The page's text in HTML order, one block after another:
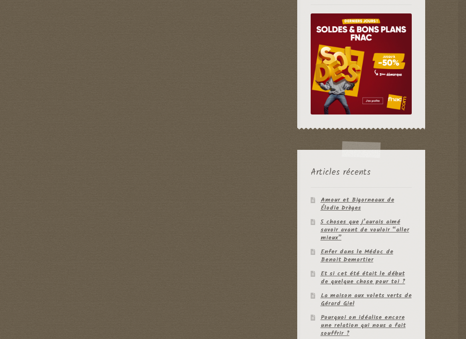
Articles récents
Amour et Bigorneaux de
Élodie Drèges
5 choses que j’aurais aimé
savoir avant de vouloir “aller
mieux”
Enfer dans le Médoc de
Benoit Demortier
Et si cet été était le début
de quelque chose pour toi ?
La maison aux volets verts de
Gérard Giel
Pourquoi on idéalise encore
une relation qui nous a fait
souffrir ?